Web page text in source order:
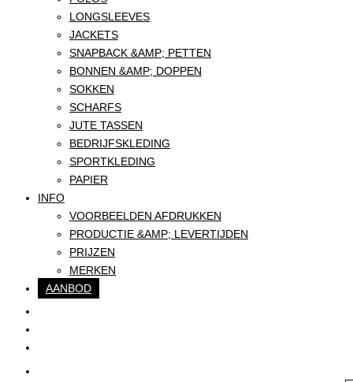
LONGSLEEVES
JACKETS
SNAPBACK &AMP; PETTEN
BONNEN &AMP; DOPPEN
SOKKEN
SCHARFS
JUTE TASSEN
BEDRIJFSKLEDING
SPORTKLEDING
PAPIER
INFO
VOORBEELDEN AFDRUKKEN
PRODUCTIE &AMP; LEVERTIJDEN
PRIJZEN
MERKEN
AANBOD